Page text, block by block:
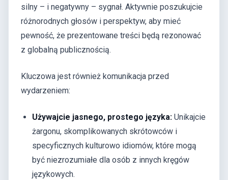
silny – i negatywny – sygnał. Aktywnie poszukujcie
różnorodnych głosów i perspektyw, aby mieć
pewność, że prezentowane treści będą rezonować
z globalną publicznością.
Kluczowa jest również komunikacja przed
wydarzeniem:
Używajcie jasnego, prostego języka: Unikajcie
żargonu, skomplikowanych skrótowców i
specyficznych kulturowo idiomów, które mogą
być niezrozumiałe dla osób z innych kręgów
językowych.